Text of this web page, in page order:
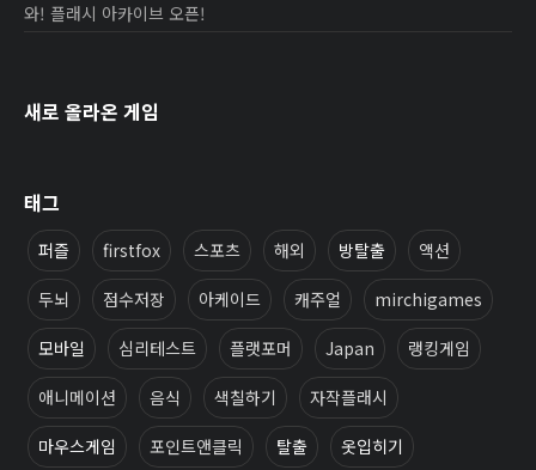
와! 플래시 아카이브 오픈!
새로 올라온 게임
태그
퍼즐 firstfox 스포츠 해외 방탈출 액션
두뇌 점수저장 아케이드 캐주얼 mirchigames
모바일 심리테스트 플랫포머 Japan 랭킹게임
애니메이션 음식 색칠하기 자작플래시
마우스게임 포인트앤클릭 탈출 옷입히기